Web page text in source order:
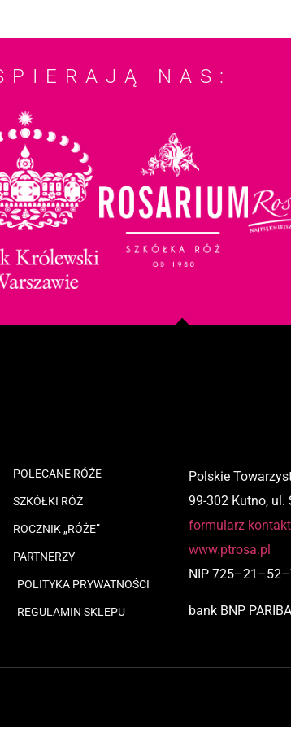
NAS:
POLECANE RÓŻE
SZKÓŁKI RÓŻ
ROCZNIK „RÓŻE”
PARTNERZY
POLITYKA PRYWATNOŚCI
REGULAMIN SKLEPU
Polskie
99-302 Kutno, ul.
formularz
www.ptrosa.pl
NIP725–21 –52–
bank BNP